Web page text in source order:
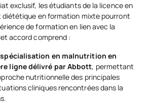
exclusif, les étudiants de la licence en
en formation mixte pourront
de formation en lien avec la
accord comprend :
en malnutrition en
ligne délivré par Abbott, permettant
nutritionnelle des principales
cliniques rencontrées dans la